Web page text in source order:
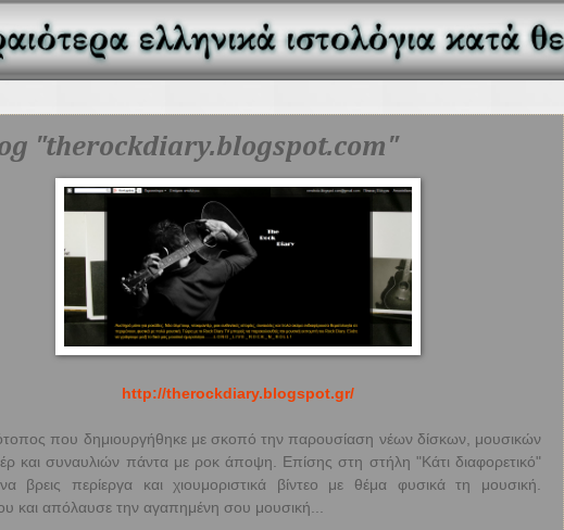
"therockdiary.blogspot.com"
http://therockdiary.blogspot.gr/
που δημιουργήθηκε με σκοπό την παρουσίαση νέων δίσκων, μουσικών
και συναυλιών πάντα με ροκ άποψη. Επίσης στη στήλη "Κάτι διαφορετικό"
βρεις περίεργα και χιουμοριστικά βίντεο με θέμα φυσικά τη μουσική.
και απόλαυσε την αγαπημένη σου μουσική...